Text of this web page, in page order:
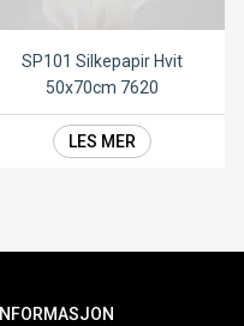
SP101 Silkepapir Hvit
50x70cm 7620
LES MER
INFORMASJON